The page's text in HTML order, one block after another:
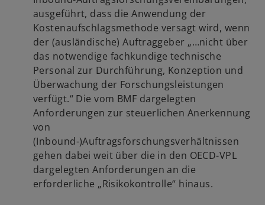
ausgeführt, dass die Anwendung der
Kostenaufschlagsmethode versagt wird, wenn
der (ausländische) Auftraggeber „…nicht über
das notwendige fachkundige technische
Personal zur Durchführung, Konzeption und
Überwachung der Forschungsleistungen
verfügt.“ Die vom BMF dargelegten
Anforderungen zur steuerlichen Anerkennung
von
(Inbound-)Auftragsforschungsverhältnissen
gehen dabei weit über die in den OECD-VPL
dargelegten Anforderungen an die
erforderliche „Risikokontrolle“ hinaus.